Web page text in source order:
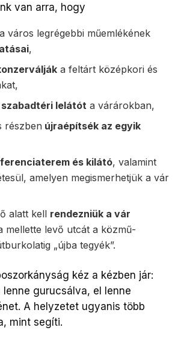
van arra, hogy
város legrégebbi műemlékének
,
a feltárt középkori és
szabadtéri lelátót a várárokban,
részben újraépítsék az egyik
és kilátó, valamint
amelyen megismerhetjük a vár
alatt kell rendezniük a vár
mellette levő utcát a közmű-
„újba tegyék”.
kéz a kézben jár:
gurucsálva, el lenne
A helyzetet ugyanis több
mint segíti.